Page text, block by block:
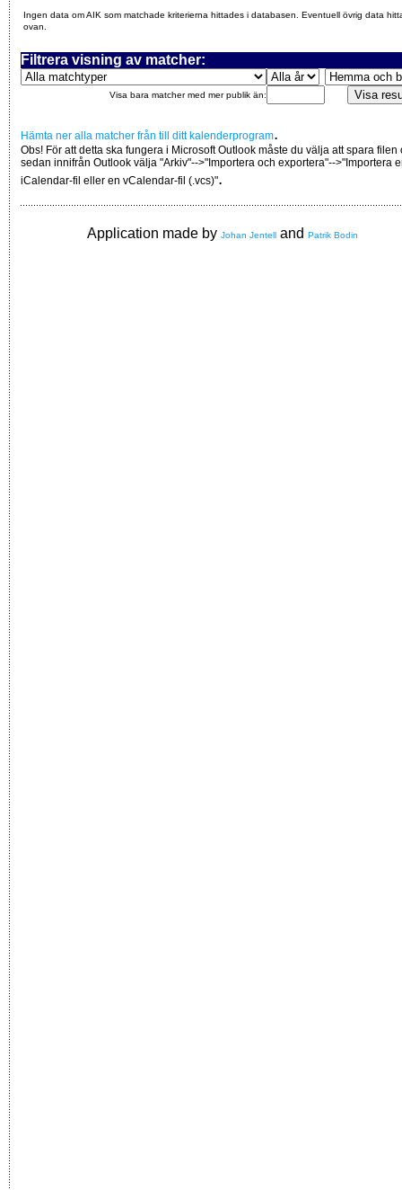
Ingen data om AIK som matchade kriterierna hittades i databasen. Eventuell övrig data
ovan.
Filtrera visning av matcher:
Visa bara matcher med mer publik än:
Hämta ner alla matcher från till ditt kalenderprogram.
Obs! För att detta ska fungera i Microsoft Outlook måste du välja att spara filen
sedan innifrån Outlook välja "Arkiv"-->"Importera och exportera"-->"Importera
iCalendar-fil eller en vCalendar-fil (.vcs)".
Application made by Johan Jentell and Patrik Bodin